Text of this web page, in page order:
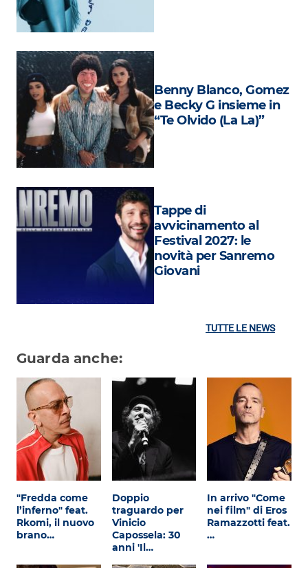
Extra
Benny Blanco, Gomez
e Becky G insieme in
“Te Olvido (La La)”
Tappe di
avvicinamento al
Festival 2027: le
novità per Sanremo
Giovani
TUTTE LE NEWS
Guarda anche:
"Fredda come
l’inferno" feat.
Rkomi, il nuovo
brano…
Doppio
traguardo per
Vinicio
Capossela: 30
anni 'Il…
In arrivo "Come
nei film" di Eros
Ramazzotti feat.
…